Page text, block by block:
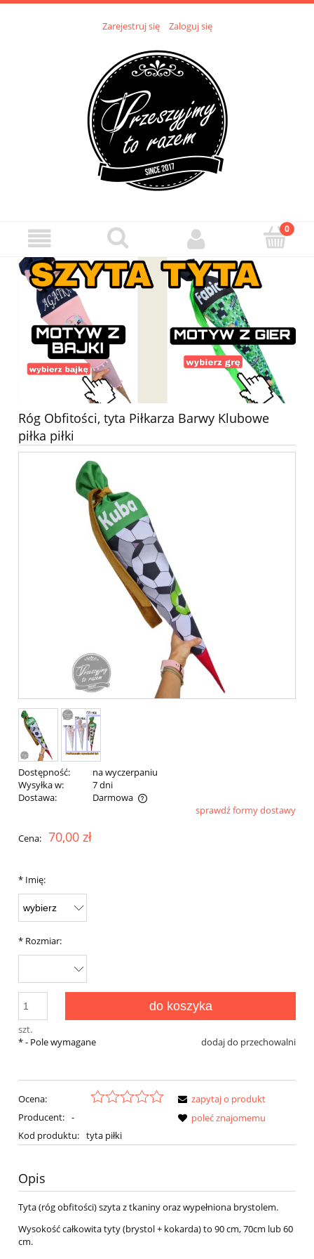
Zarejestruj się Zaloguj się
Róg Obfitości, tyta Piłkarza Barwy Klubowe
piłka piłki
Dostępność:
na wyczerpaniu
Wysyłka w:
7 dni
Dostawa:
Darmowa
Cena nie zawiera ewentualnych kosztów płatnościsprawdź formy dostawy
Cena: 70,00 zł
* Imię:
* Rozmiar:
szt.
do koszyka
dodaj do przechowalni
*- Pole wymagane
Ocena:
Producent: -
Kod produktu: tyta piłki
zapytaj o produkt
poleć znajomemu
Opis
Tyta (róg obfitości) szyta z tkaniny oraz wypełniona brystolem.
Wysokość całkowita tyty (brystol + kokarda) to 90 cm, 70cm lub 60
cm.